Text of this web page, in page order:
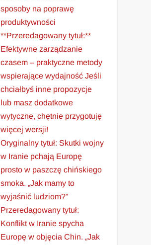
sposoby na poprawę
produktywności
**Przeredagowany tytuł:**
Efektywne zarządzanie
czasem – praktyczne metody
wspierające wydajność Jeśli
chciałbyś inne propozycje
lub masz dodatkowe
wytyczne, chętnie przygotuję
więcej wersji!
Oryginalny tytuł: Skutki wojny
w Iranie pchają Europę
prosto w paszczę chińskiego
smoka. „Jak mamy to
wyjaśnić ludziom?”
Przeredagowany tytuł:
Konflikt w Iranie spycha
Europę w objęcia Chin. „Jak